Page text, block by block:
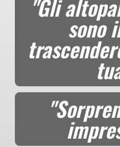
"Gli
sono